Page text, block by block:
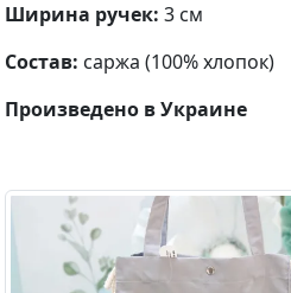
Ширина ручек: 3 см
Состав: саржа (100% хлопок)
Произведено в Украине